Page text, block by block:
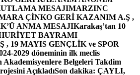
MESAJIMARZINC
ÇİNKO GERİ KAZANIM A.Ş ,
ANMA MESAJIKarakaş’tan 10
BAYRAMI
, 19 MAYIS GENÇLİK ve SPOR
2029 döneminin ilk meclis
Akademisyenlere Belgeleri Takdim
AçıkladıSon dakika: ÇAYLI,